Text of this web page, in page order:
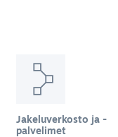
Jakeluverkosto ja -
palvelimet